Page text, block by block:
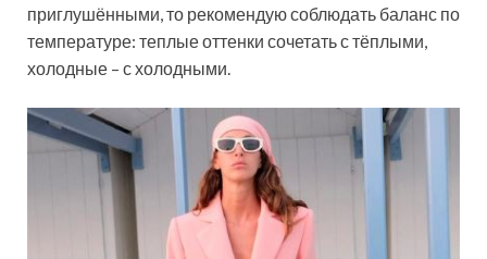
приглушёнными, то рекомендую соблюдать баланс по
температуре: теплые оттенки сочетать с тёплыми,
холодные – с холодными.